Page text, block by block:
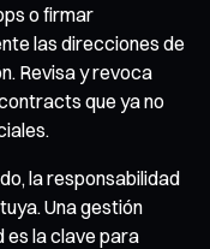
o firmar
las direcciones de
Revisa y revoca
que ya no
la responsabilidad
Una gestión
es la clave para